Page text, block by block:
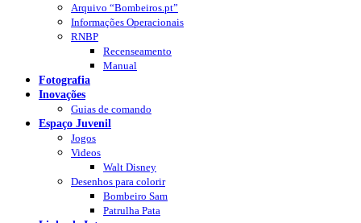
Arquivo “Bombeiros.pt”
Informações Operacionais
RNBP
Recenseamento
Manual
Fotografia
Inovações
Guias de comando
Espaço Juvenil
Jogos
Videos
Walt Disney
Desenhos para colorir
Bombeiro Sam
Patrulha Pata